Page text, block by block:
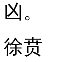
凶。
徐贲